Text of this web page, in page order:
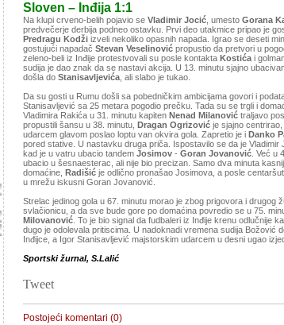
Sloven – Inđija 1:1
Na klupi crveno-belih pojavio se Vladimir Jocić , umesto Gorana
predvečerje derbija podneo ostavku. Prvi deo utakmice pripao je
Predragu Kodži izveli nekoliko opasnih napada. Igrao se deseti
gostujući napadač Stevan Veselinović propustio da pretvori u
zeleno-beli iz Inđije protestvovali su posle kontakta Kostića i
sudija je dao znak da se nastavi akcija. U 13. minutu sjajno
došla do Stanisavljevića , ali slabo je tukao.
Da su gosti u Rumu došli sa pobedničkim ambicijama govori i
Stanisavljević sa 25 metara pogodio prečku. Tada su se trgli i
Vladimira Rakića u 31. minutu kapiten Nenad Milanović traljavo
propustili šansu u 38. minutu, Dragan Ogrizović je sjajno
udarcem glavom poslao loptu van okvira gola. Zapretio je i Danko
pored stative. U nastavku druga priča. Ispostavilo se da je Vladimir
kad je u vatru ubacio tandem Josimov - Goran Jovanović . Već u
ubacio u šesnaesterac, ali nije bio precizan. Samo dva minuta
domaćine, Radišić je odlično pronašao Josimova, a posle
u mrežu iskusni Goran Jovanović.
Strelac jedinog gola u 67. minutu morao je zbog prigovora i drugog
svlačionicu, a da sve bude gore po domaćina povredio se u 75.
Milovanović . To je bio signal da fudbaleri iz Inđije krenu odlučnije
dugo je odolevala pritiscima. U nadoknadi vremena sudija Božović
Inđijce, a Igor Stanisavljević majstorskim udarcem u desni ugao
Sportski žurnal, S.Lalić
Tweet
Postojeći komentari (0)